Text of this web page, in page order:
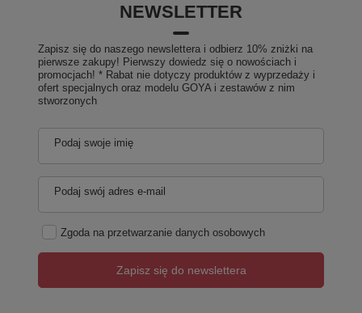
NEWSLETTER
Zapisz się do naszego newslettera i odbierz 10% zniżki na
pierwsze zakupy! Pierwszy dowiedz się o nowościach i
promocjach! * Rabat nie dotyczy produktów z wyprzedaży i
ofert specjalnych oraz modelu GOYA i zestawów z nim
stworzonych
Podaj swoje imię
Podaj swój adres e-mail
Zgoda na przetwarzanie danych osobowych
Zapisz się do newslettera